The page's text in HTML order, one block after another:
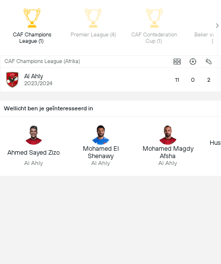
CAF Champions
League (1)
Premier League (4)
CAF Confederation
Cup (1)
Beker van
CAF Champions League (Afrika)
Al Ahly
2023/2024 11 0 2
Wellicht ben je geïnteresseerd in
Ahmed Sayed Zizo
Al Ahly
Mohamed El
Shenawy
Al Ahly
Mohamed Magdy
Afsha
Al Ahly